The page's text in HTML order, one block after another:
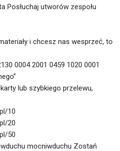
Posłuchaj utworów zespołu
i chcesz nas wesprzeć, to
0004 2001 0459 1020 0001
lub szybkiego przelewu,
10
20
50
mocniwduchu Zostań